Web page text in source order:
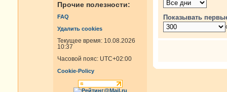
Прочие полезности:
FAQ
Удалить cookies
Текущее время: 10.08.2026
10:37
Часовой пояс: UTC+02:00
Cookie-Policy
Показывать